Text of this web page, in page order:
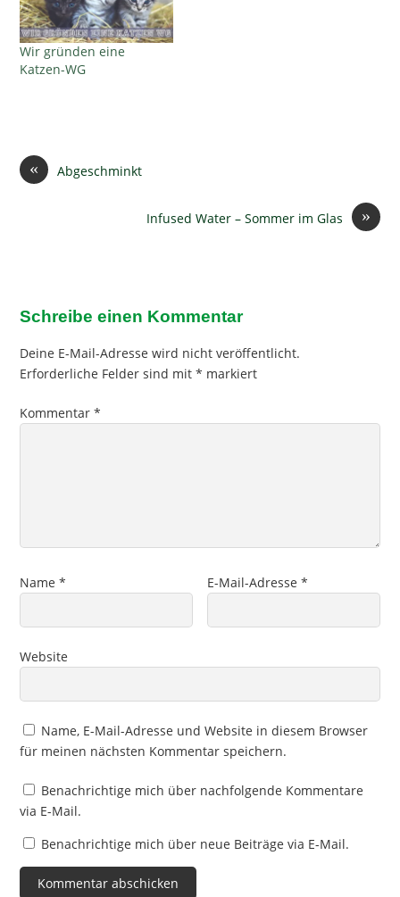
Wir gründen eine
Katzen-WG
« Abgeschminkt
»
Infused Water – Sommer im Glas
Schreibe einen Kommentar
Deine E-Mail-Adresse wird nicht veröffentlicht.
Erforderliche Felder sind mit* markiert
Kommentar*
Name* E-Mail-Adresse*
Website
Name, E-Mail-Adresse und Website in diesem Browser
für meinen nächsten Kommentar speichern.
Benachrichtige mich über nachfolgende Kommentare
via E-Mail.
Benachrichtige mich über neue Beiträge via E-Mail.